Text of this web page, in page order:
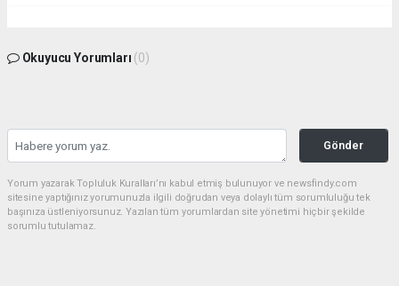
Okuyucu Yorumları (0)
Gönder
Yorum yazarak Topluluk Kuralları’nı kabul etmiş bulunuyor ve newsfindy.com
sitesine yaptığınız yorumunuzla ilgili doğrudan veya dolaylı tüm sorumluluğu tek
başınıza üstleniyorsunuz. Yazılan tüm yorumlardan site yönetimi hiçbir şekilde
sorumlu tutulamaz.